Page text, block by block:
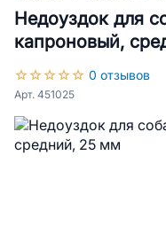
Недоуздок для
капроновый,
0 отзывов
Арт. 451025